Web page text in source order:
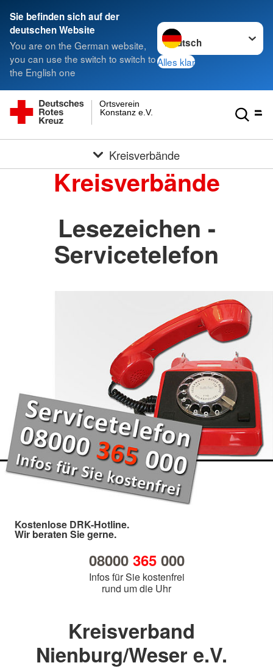
Sie befinden sich auf der
deutschen Website
You are on the German website,
you can use the switch to switch to
the English one
Sprache wechseln zu
Alles klar
Konstanz e.V.
Ortsverein
Kreisverbände
Kreisverbände
Lesezeichen -
Servicetelefon
Kostenlose DRK-Hotline.
Wir beraten Sie gerne.
08000 365000
Infos für Sie kostenfrei
rund um die Uhr
Kreisverband
Nienburg/Weser e.V.